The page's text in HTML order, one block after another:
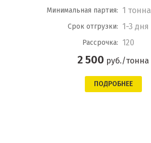
Минимальная партия: 1 тонна
Срок отгрузки: 1-3 дня
Рассрочка: 120
2 500 руб./тонна
ПОДРОБНЕЕ